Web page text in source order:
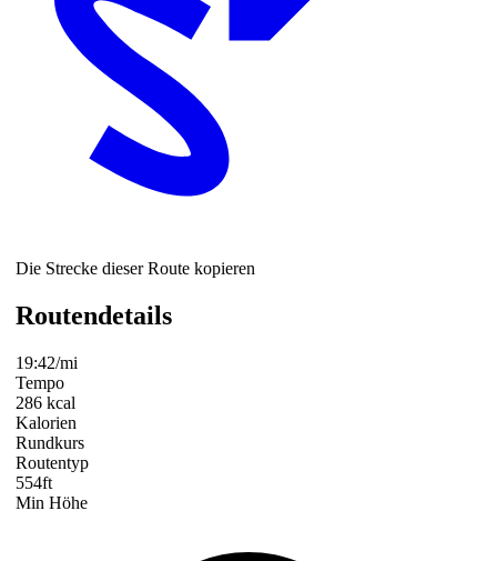
Die Strecke dieser Route kopieren
Routendetails
19:42/mi
Tempo
286 kcal
Kalorien
Rundkurs
Routentyp
554ft
Min Höhe